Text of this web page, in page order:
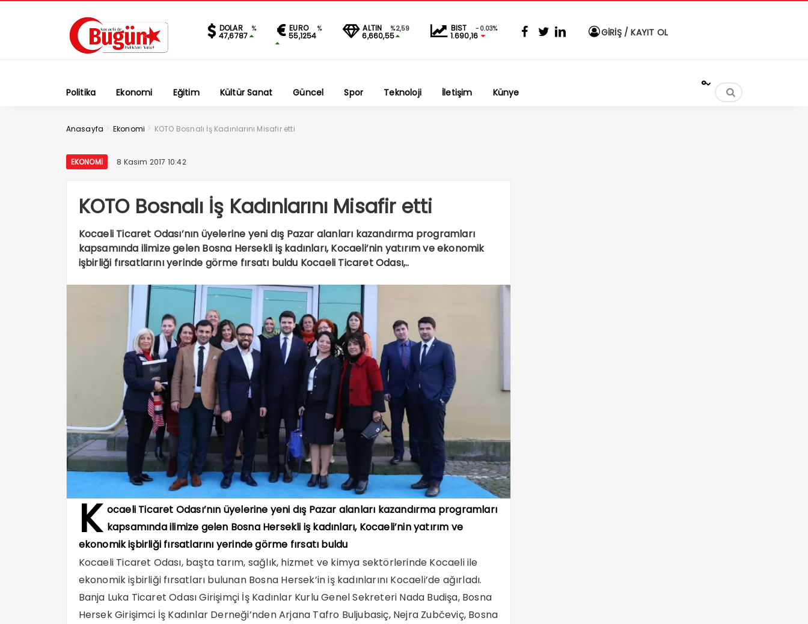
DOLAR %
47,6787
EURO %
55,1254
ALTIN %2,59
6,660,55
BIST -0.03%
1.690,16 GİRİŞ / KAYIT OL
Politika Ekonomi Eğitim Kültür Sanat Güncel Spor Teknoloji İletişim Künye
°
Anasayfa > Ekonomi > KOTO Bosnalı İş Kadınlarını Misafir etti
EKONOMI 8 Kasım 2017 10:42
KOTO Bosnalı İş Kadınlarını Misafir etti
Kocaeli Ticaret Odası’nın üyelerine yeni dış Pazar alanları kazandırma programları
kapsamında ilimize gelen Bosna Hersekli iş kadınları, Kocaeli’nin yatırım ve ekonomik
işbirliği fırsatlarını yerinde görme fırsatı buldu Kocaeli Ticaret Odası,..
K ocaeli Ticaret Odası’nın üyelerine yeni dış Pazar alanları kazandırma programları
kapsamında ilimize gelen Bosna Hersekli iş kadınları, Kocaeli’nin yatırım ve
ekonomik işbirliği fırsatlarını yerinde görme fırsatı buldu
Kocaeli Ticaret Odası, başta tarım, sağlık, hizmet ve kimya sektörlerinde Kocaeli ile
ekonomik işbirliği fırsatları bulunan Bosna Hersek’in iş kadınlarını Kocaeli’de ağırladı.
Banja Luka Ticaret Odası Girişimçi İş Kadınlar Kurlu Genel Sekreteri Nada Budişa, Bosna
Hersek Girişimci İş Kadınlar Derneği’nden Arjana Tafro Buljubasiç, Nejra Zubčeviç, Bosna